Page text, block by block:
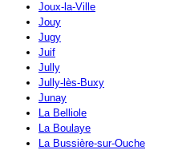
Joux-la-Ville
Jouy
Jugy
Juif
Jully
Jully-lès-Buxy
Junay
La Belliole
La Boulaye
La Bussière-sur-Ouche